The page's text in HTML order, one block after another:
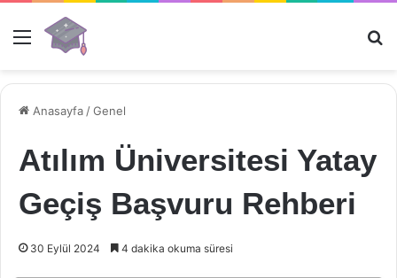
Menü
Anasayfa /Genel
Atılım Üniversitesi Yatay
Geçiş Başvuru Rehberi
30 Eylül 2024 4 dakika okuma süresi